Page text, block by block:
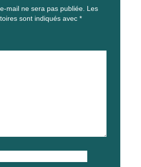
mail ne sera pas publiée. Les
sont indiqués avec *